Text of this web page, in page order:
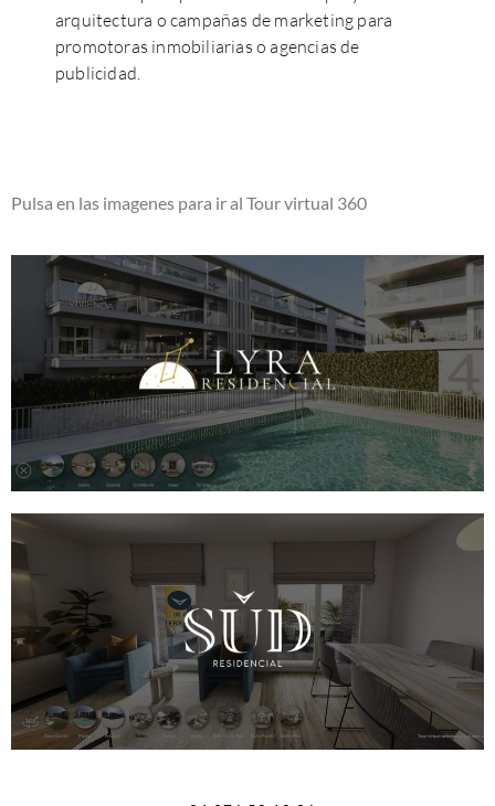
arquitectura o campañas de marketing para
promotoras inmobiliarias o agencias de
publicidad.
Pulsa en las imagenes para ir al Tour virtual 360